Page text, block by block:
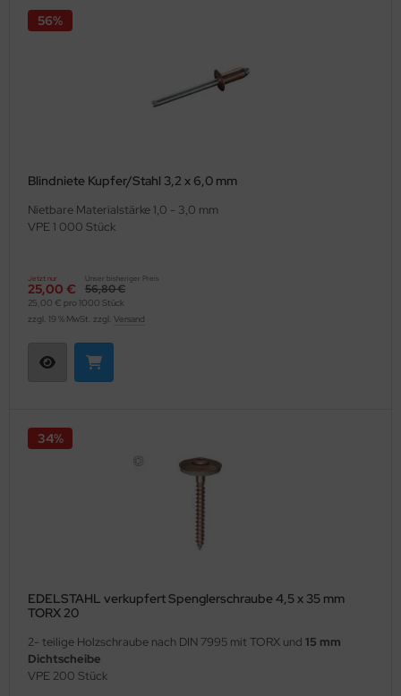
Blindniete Kupfer/Stahl 3,2 x 6,0 mm
Nietbare Materialstärke 1,0 - 3,0 mm
VPE 1 000 Stück
Jetzt nur
25,00 €
Unser bisheriger Preis
56,80 €
56%
25,00 € pro 1000 Stück
zzgl. 19 % MwSt. zzgl. Versand
EDELSTAHL verkupfert Spenglerschraube 4,5 x 35 mm
TORX 20
2- teilige Holzschraube nach DIN 7995 mit TORX und 15 mm
Dichtscheibe
VPE 200 Stück
34%